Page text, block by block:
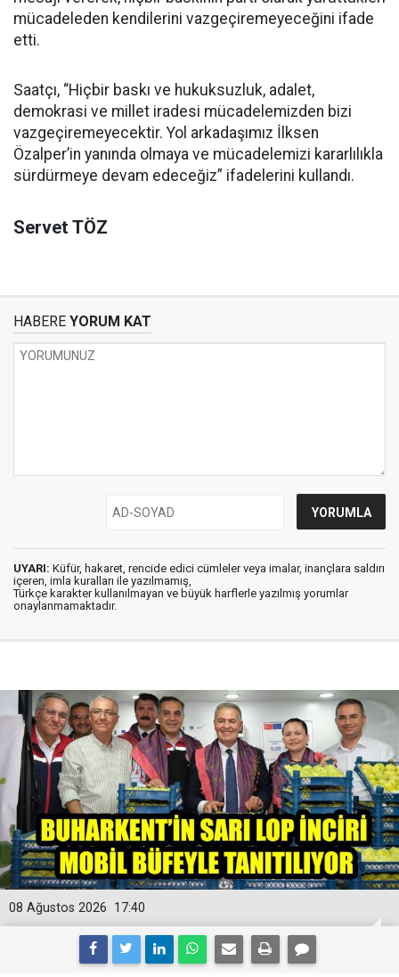
mücadeleden kendilerini vazgeçiremeyeceğini ifade
etti.
Saatçı, “Hiçbir baskı ve hukuksuzluk, adalet,
demokrasi ve millet iradesi mücadelemizden bizi
vazgeçiremeyecektir. Yol arkadaşımız İlksen
Özalper’in yanında olmaya ve mücadelemizi kararlılıkla
sürdürmeye devam edeceğiz” ifadelerini kullandı.
Servet TÖZ
HABERE YORUM KAT
UYARI: Küfür, hakaret, rencide edici cümleler veya imalar, inançlara saldırı
içeren, imla kuralları ile yazılmamış,
Türkçe karakter kullanılmayan ve büyük harflerle yazılmış yorumlar
onaylanmamaktadır.
17:40
08 Ağustos 2026